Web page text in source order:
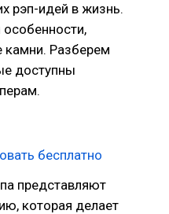
рэп-идей в жизнь.
камни. Разберем
доступны
бесплатно
представляют
которая делает